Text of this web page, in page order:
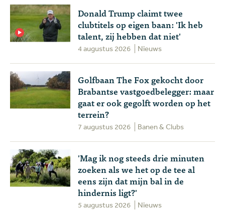
Donald Trump claimt twee
clubtitels op eigen baan: 'Ik heb
talent, zij hebben dat niet'
4 augustus 2026 Nieuws
Golfbaan The Fox gekocht door
Brabantse vastgoedbelegger: maar
gaat er ook gegolft worden op het
terrein?
7 augustus 2026 Banen & Clubs
'Mag ik nog steeds drie minuten
zoeken als we het op de tee al
eens zijn dat mijn bal in de
hindernis ligt?'
5 augustus 2026 Nieuws